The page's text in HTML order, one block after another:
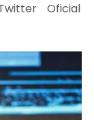
Oficial